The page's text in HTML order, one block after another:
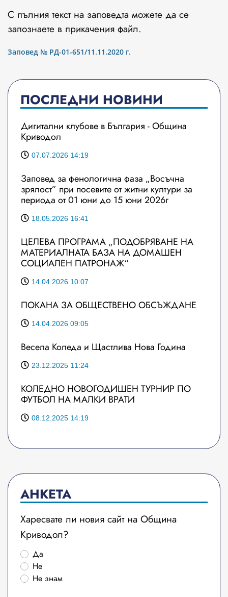
С пълния текст на заповедта можете да се
запознаете в прикачения файл.
Заповед № РД-01-651/11.11.2020 г.
ПОСЛЕДНИ НОВИНИ
Дигитални клубове в България - Община
Криводол
07.07.2026 14:19
Заповед за фенологична фаза „Восъчна
зрялост” при посевите от житни култури за
периода от 01 юни до 15 юни 2026г
18.05.2026 16:41
ЦЕЛЕВА ПРОГРАМА „ПОДОБРЯВАНЕ НА
МАТЕРИАЛНАТА БАЗА НА ДОМАШЕН
СОЦИАЛЕН ПАТРОНАЖ“
14.04.2026 10:07
ПОКАНА ЗА ОБЩЕСТВЕНО ОБСЪЖДАНЕ
14.04.2026 09:05
Весела Коледа и Щастлива Нова Година
23.12.2025 11:24
КОЛЕДНО НОВОГОДИШЕН ТУРНИР ПО
ФУТБОЛ НА МАЛКИ ВРАТИ
08.12.2025 14:19
АНКЕТА
Харесвате ли новия сайт на Община
Криводол?
Да
Не
Не знам